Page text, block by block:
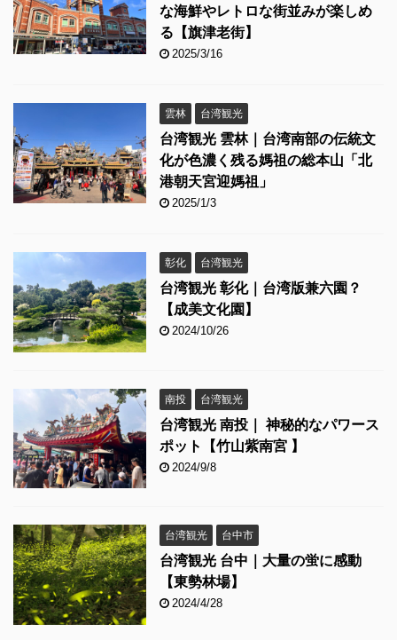
な海鮮やレトロな街並みが楽しめ
る【旗津老街】
2025/3/16
雲林 台湾観光
台湾観光 雲林｜台湾南部の伝統文
化が色濃く残る媽祖の総本山「北
港朝天宮迎媽祖」
2025/1/3
彰化 台湾観光
台湾観光 彰化｜台湾版兼六園？
【成美文化園】
2024/10/26
南投 台湾観光
台湾観光 南投｜ 神秘的なパワース
ポット【竹山紫南宮 】
2024/9/8
台湾観光 台中市
台湾観光 台中｜大量の蛍に感動
【東勢林場】
2024/4/28